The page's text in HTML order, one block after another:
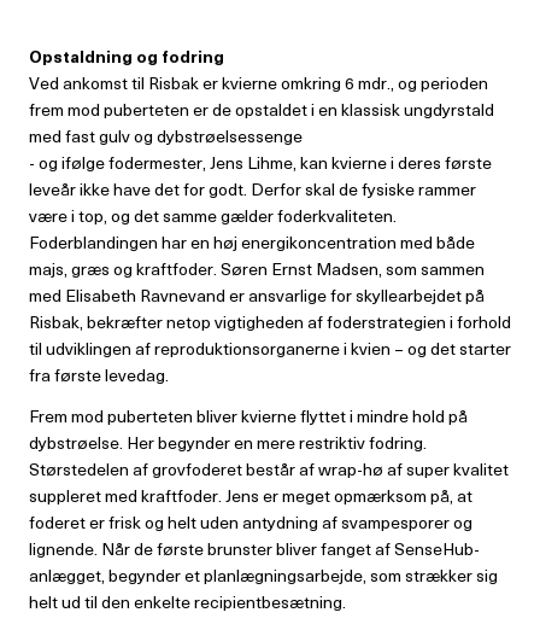
Opstaldning og fodring
Ved ankomst til Risbak er kvierne omkring 6 mdr., og perioden
frem mod puberteten er de opstaldet i en klassisk ungdyrstald
med fast gulv og dybstrøelsessenge
- og ifølge fodermester, Jens Lihme, kan kvierne i deres første
leveår ikke have det for godt. Derfor skal de fysiske rammer
være i top, og det samme gælder foderkvaliteten.
Foderblandingen har en høj energikoncentration med både
majs, græs og kraftfoder. Søren Ernst Madsen, som sammen
med Elisabeth Ravnevand er ansvarlige for skyllearbejdet på
Risbak, bekræfter netop vigtigheden af foderstrategien i forhold
til udviklingen af reproduktionsorganerne i kvien – og det starter
fra første levedag.
Frem mod puberteten bliver kvierne flyttet i mindre hold på
dybstrøelse. Her begynder en mere restriktiv fodring.
Størstedelen af grovfoderet består af wrap-hø af super kvalitet
suppleret med kraftfoder. Jens er meget opmærksom på, at
foderet er frisk og helt uden antydning af svampesporer og
lignende. Når de første brunster bliver fanget af SenseHub-
anlægget, begynder et planlægningsarbejde, som strækker sig
helt ud til den enkelte recipientbesætning.